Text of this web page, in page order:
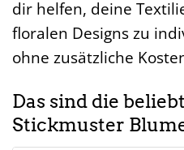
dir helfen, deine
floralen Designs zu
ohne zusätzliche
Das sind die
Stickmuster